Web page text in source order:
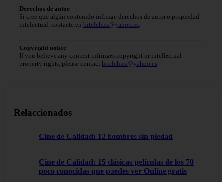
Derechos de autor
Si cree que algún contenido infringe derechos de autor o propiedad
intelectual, contacte en bitelchux@yahoo.es
Copyright notice
If you believe any content infringes copyright or intellectual
property rights, please contact bitelchux@yahoo.es
Relaccionados
Cine de Calidad: 12 hombres sin piedad
Cine de Calidad: 15 clásicas películas de los 70
poco conocidas que puedes ver Online gratis